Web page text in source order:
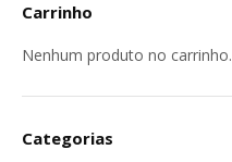
Carrinho
Nenhum produto no carrinho.
Categorias